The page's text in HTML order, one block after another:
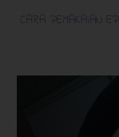
CARA PEMAKAIAN